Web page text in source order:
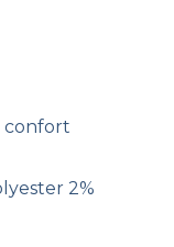
confort
2%